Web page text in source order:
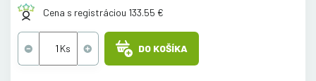
Cena s registráciou 133.55 €
DO KOŠÍKA